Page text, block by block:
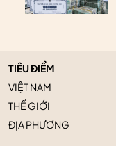
TIÊU ĐIỂM
VIỆT NAM
THẾ GIỚI
ĐỊA PHƯƠNG